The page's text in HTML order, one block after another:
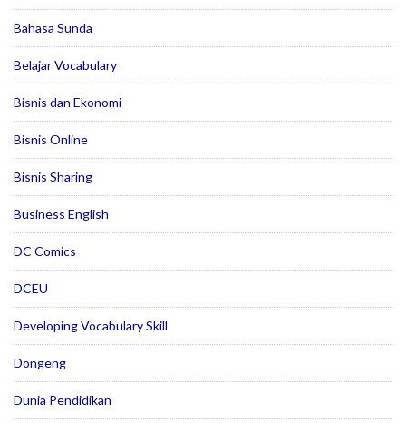
Bahasa Sunda
Belajar Vocabulary
Bisnis dan Ekonomi
Bisnis Online
Bisnis Sharing
Business English
DC Comics
DCEU
Developing Vocabulary Skill
Dongeng
Dunia Pendidikan